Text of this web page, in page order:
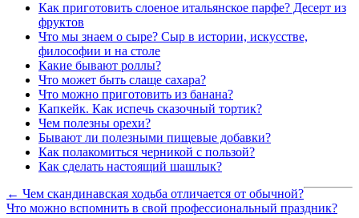
Как приготовить слоеное итальянское парфе? Десерт из
фруктов
Что мы знаем о сыре? Сыр в истории, искусстве,
философии и на столе
Какие бывают роллы?
Что может быть слаще сахара?
Что можно приготовить из банана?
Капкейк. Как испечь сказочный тортик?
Чем полезны орехи?
Бывают ли полезными пищевые добавки?
Как полакомиться черникой с пользой?
Как сделать настоящий шашлык?
← Чем скандинавская ходьба отличается от обычной?
Что можно вспомнить в свой профессиональный праздник?